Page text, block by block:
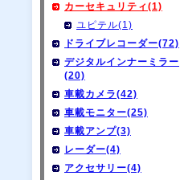
カーセキュリティ(1)
ユピテル(1)
ドライブレコーダー(72)
デジタルインナーミラー
(20)
車載カメラ(42)
車載モニター(25)
車載アンプ(3)
レーダー(4)
アクセサリー(4)